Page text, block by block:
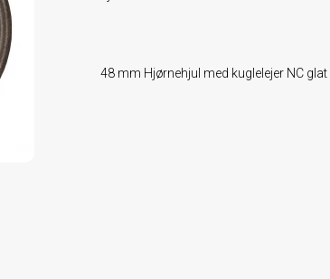
48 mm Hjørnehjul med kuglelejer NC glat